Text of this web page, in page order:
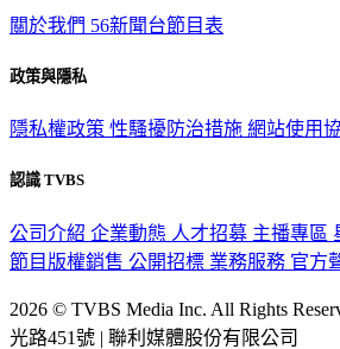
關於我們 56新聞台節目表
政策與隱私
隱私權政策 性騷擾防治措施 網站使用
認識 TVBS
公司介紹 企業動態 人才招募 主播專區
節目版權銷售 公開招標 業務服務 官方
2026 © TVBS Media Inc. All Rights
光路451號 | 聯利媒體股份有限公司